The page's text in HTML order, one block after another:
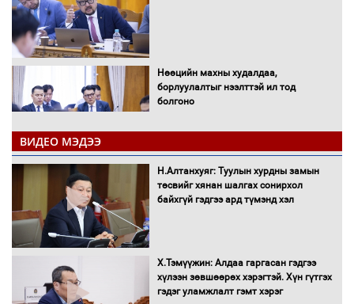
Нөөцийн махны худалдаа,
борлуулалтыг нээлттэй ил тод
болгоно
Монгол Улс “COP17”-д “Тал хээрийн
төлөвлөгөө”-гөө танилцуулна
16 төрлийн эмийг нэг эх үүсвэрээс
худалдан авах журмыг баталлаа
ВИДЕО МЭДЭЭ
Н.Алтанхуяг: Туулын хурдны замын
төсвийг хянан шалгах сонирхол
байхгүй гэдгээ ард түмэнд хэл
Х.Тэмүүжин: Алдаа гаргасан гэдгээ
хүлээн зөвшөөрөх хэрэгтэй. Хүн гүтгэх
гэдэг уламжлалт гэмт хэрэг